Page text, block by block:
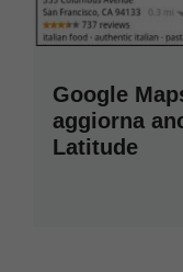
Google
aggiorna
Latitude